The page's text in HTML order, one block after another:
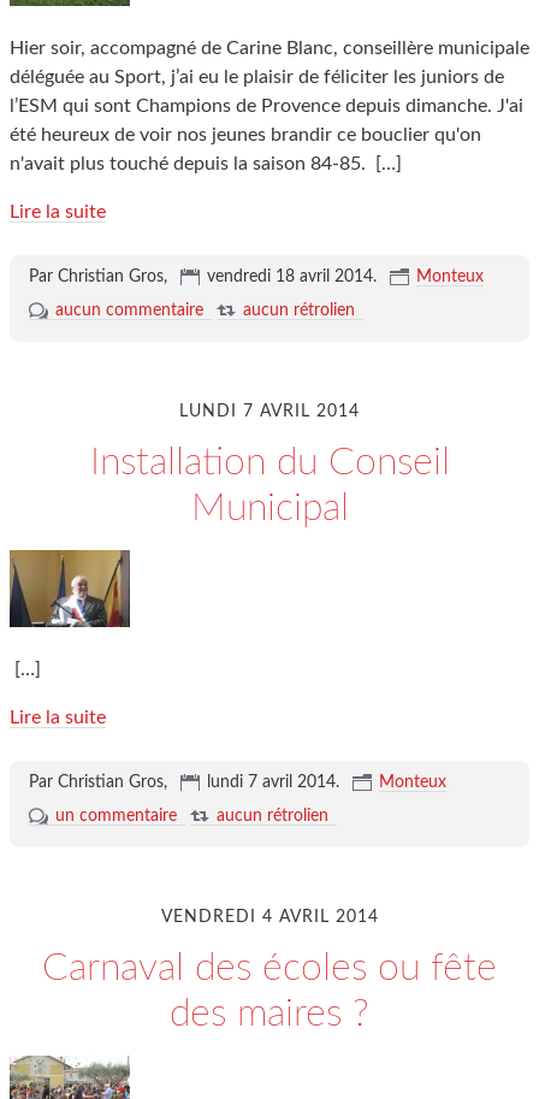
Hier soir, accompagné de Carine Blanc, conseillère municipale
déléguée au Sport, j’ai eu le plaisir de féliciter les juniors de
l’ESM qui sont Champions de Provence depuis dimanche. J'ai
été heureux de voir nos jeunes brandir ce bouclier qu'on
n'avait plus touché depuis la saison 84-85.
[…]
Lire la suite
Par Christian Gros, vendredi 18 avril 2014.
Monteux
aucun commentaire
aucun rétrolien
LUNDI 7 AVRIL 2014
Installation du Conseil
Municipal
[…]
Lire la suite
Par Christian Gros, lundi 7 avril 2014.
Monteux
un commentaire
aucun rétrolien
VENDREDI 4 AVRIL 2014
Carnaval des écoles ou fête
des maires ?